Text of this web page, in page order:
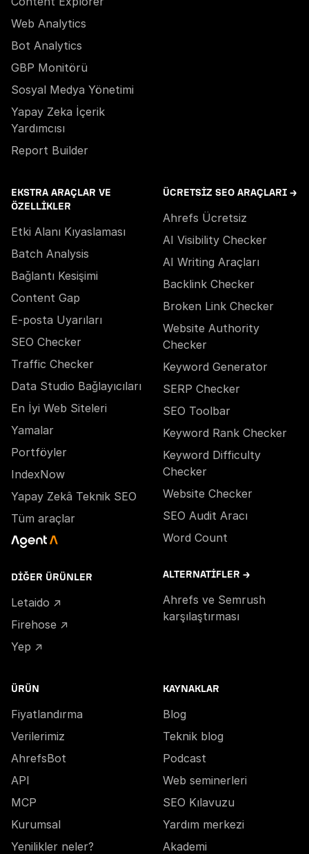
Web Analytics
Bot Analytics
GBP Monitörü
Sosyal Medya Yönetimi
Yapay Zeka İçerik
Yardımcısı
Report Builder
EKSTRA ARAÇLAR VE
ÖZELLIKLER
Etki Alanı Kıyaslaması
Batch Analysis
Bağlantı Kesişimi
Content Gap
E-posta Uyarıları
SEO Checker
Traffic Checker
Data Studio Bağlayıcıları
En İyi Web Siteleri
Yamalar
Portföyler
IndexNow
Yapay Zekâ Teknik SEO
Tüm araçlar
DIĞER ÜRÜNLER
Letaido ↗
Firehose ↗
Yep ↗
ÜCRETSIZ SEO ARAÇLARI →
Ahrefs Ücretsiz
AI Visibility Checker
AI Writing Araçları
Backlink Checker
Broken Link Checker
Website Authority
Checker
Keyword Generator
SERP Checker
SEO Toolbar
Keyword Rank Checker
Keyword Difficulty
Checker
Website Checker
SEO Audit Aracı
Word Count
ALTERNATIFLER →
Ahrefs ve Semrush
karşılaştırması
ÜRÜN
Fiyatlandırma
Verilerimiz
AhrefsBot
API
MCP
Kurumsal
Yenilikler neler?
KAYNAKLAR
Blog
Teknik blog
Podcast
Web seminerleri
SEO Kılavuzu
Yardım merkezi
Akademi